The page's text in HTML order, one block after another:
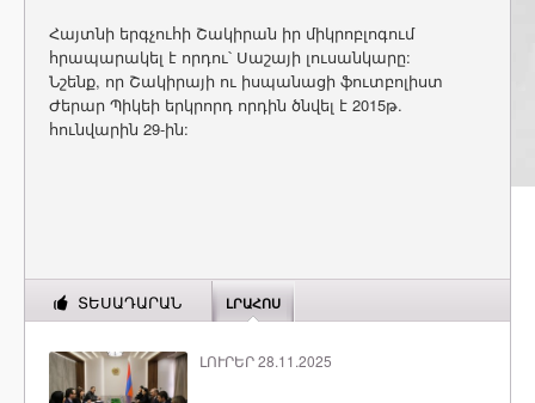
Հայտնի երգչուհի Շակիրան իր միկրոբլոգում
հրապարակել է որդու՝ Սաշայի լուսանկարը:
Նշենք, որ Շակիրայի ու իսպանացի ֆուտբոլիստ
Ժերար Պիկեի երկրորդ որդին ծնվել է 2015թ.
հունվարին 29-ին:
ՏԵՍԱԴԱՐԱՆ ԼՐԱՀՈՍ
ԼՈՒՐԵՐ 28.11.2025